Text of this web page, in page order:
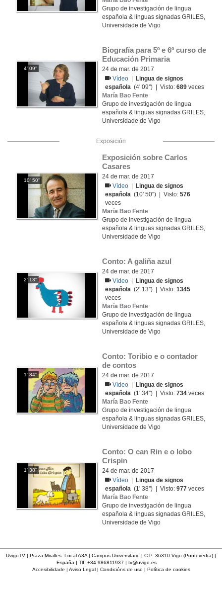
Grupo de investigación de lingua
española & linguas signadas GRILES,
Universidade de Vigo
4' 09''
Biografía para 5º e 6º curso de
Educación Primaria
24 de mar. de 2017
Vídeo
Lingua de signos
española (4' 09'') | Visto:689 veces
María Bao Fente
Grupo de investigación de lingua
española & linguas signadas GRILES,
Universidade de Vigo
Exposición
10' 50''
Exposición sobre Carlos
Casares
24 de mar. de 2017
Vídeo
Lingua de signos
española (10' 50'') | Visto:576
veces
María Bao Fente
Grupo de investigación de lingua
española & linguas signadas GRILES,
Universidade de Vigo
2' 13''
Conto: A galiña azul
24 de mar. de 2017
Vídeo
Lingua de signos
española (2' 13'') | Visto:1345
veces
María Bao Fente
Grupo de investigación de lingua
española & linguas signadas GRILES,
Universidade de Vigo
1' 34''
Conto: Toribio e o contador
de contos
24 de mar. de 2017
Vídeo
Lingua de signos
española (1' 34'') | Visto:734 veces
María Bao Fente
Grupo de investigación de lingua
española & linguas signadas GRILES,
Universidade de Vigo
1' 38''
Conto: O can Rin e o lobo
Crispin
24 de mar. de 2017
Vídeo
Lingua de signos
española (1' 38'') | Visto:977 veces
María Bao Fente
Grupo de investigación de lingua
española & linguas signadas GRILES,
Universidade de Vigo
UvigoTV | Praza Miralles. Local A3A | Campus Universitario | C.P. 36310 Vigo (Pontevedra) |
España | Tlf: +34 986811937 | tv@uvigo.es
Accesibilidade | Aviso Legal| Condicións de uso| Política de cookies